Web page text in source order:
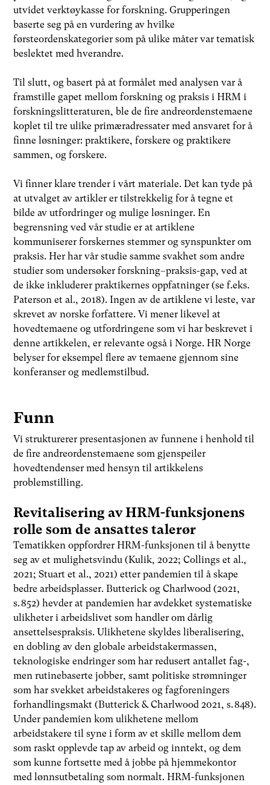
utvidet verktøykasse for forskning. Grupperingen
baserte seg på en vurdering av hvilke
førsteordenskategorier som på ulike måter var tematisk
beslektet med hverandre.
Til slutt, og basert på at formålet med analysen var å
framstille gapet mellom forskning og praksis i HRM i
forskningslitteraturen, ble de fire andreordenstemaene
koplet til tre ulike primæradressater med ansvaret for å
finne løsninger: praktikere, forskere og praktikere
sammen, og forskere.
Vi finner klare trender i vårt materiale. Det kan tyde på
at utvalget av artikler er tilstrekkelig for å tegne et
bilde av utfordringer og mulige løsninger. En
begrensning ved vår studie er at artiklene
kommuniserer forskernes stemmer og synspunkter om
praksis. Her har vår studie samme svakhet som andre
studier som undersøker forskning–praksis-gap, ved at
de ikke inkluderer praktikernes oppfatninger (se f.eks.
Paterson et al., 2018). Ingen av de artiklene vi leste, var
skrevet av norske forfattere. Vi mener likevel at
hovedtemaene og utfordringene som vi har beskrevet i
denne artikkelen, er relevante også i Norge. HR Norge
belyser for eksempel flere av temaene gjennom sine
konferanser og medlemstilbud.
Funn
Vi strukturerer presentasjonen av funnene i henhold til
de fire andreordenstemaene som gjenspeiler
hovedtendenser med hensyn til artikkelens
problemstilling.
Revitalisering av HRM-funksjonens
rolle som de ansattes talerør
Tematikken oppfordrer HRM-funksjonen til å benytte
seg av et mulighetsvindu (Kulik, 2022; Collings et al.,
2021; Stuart et al., 2021) etter pandemien til å skape
bedre arbeidsplasser. Butterick og Charlwood (2021,
s. 852) hevder at pandemien har avdekket systematiske
ulikheter i arbeidslivet som handler om dårlig
ansettelsespraksis. Ulikhetene skyldes liberalisering,
en dobling av den globale arbeidstakermassen,
teknologiske endringer som har redusert antallet fag-,
men rutinebaserte jobber, samt politiske strømninger
som har svekket arbeidstakeres og fagforeningers
forhandlingsmakt (Butterick & Charlwood 2021, s. 848).
Under pandemien kom ulikhetene mellom
arbeidstakere til syne i form av et skille mellom dem
som raskt opplevde tap av arbeid og inntekt, og dem
som kunne fortsette med å jobbe på hjemmekontor
med lønnsutbetaling som normalt. HRM-funksjonen